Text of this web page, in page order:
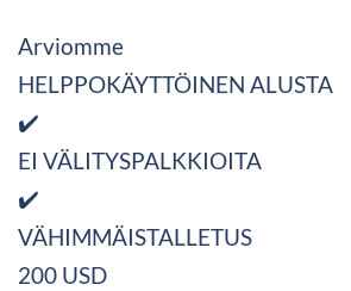
Arviomme
HELPPOKÄYTTÖINEN ALUSTA
✔️
EI VÄLITYSPALKKIOITA
✔️
VÄHIMMÄISTALLETUS
200 USD